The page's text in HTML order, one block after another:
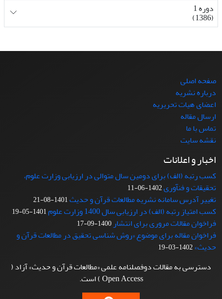
دوره 1
(1386)
صفحه اصلی
درباره نشریه
اعضای هیات تحریریه
ارسال مقاله
تماس با ما
نقشه سایت
اخبار و اعلانات
کسب رتبه (الف) برای دومین سال متوالی در ارزیابی وزارت علوم،
تحقیقات و فنآوری1402-06-11
تغییر آدرس سامانه نشریه مطالعات قرآن و حدیث1401-08-21
کسب امتیاز رتبه (الف) در ارزیابی سال 1400 وزارت علوم 1401-05-19
فراخوان مقالات مروری برای انتشار 1400-09-17
فراخوان مقاله برای موضوع «روش شناسی تحقیق در مطالعات قرآن و
حدیث»1402-03-19
دسترسی به مقالات دوفصلنامه علمی «مطالعات قرآن و حدیث» آزاد (
Open Access ) است.